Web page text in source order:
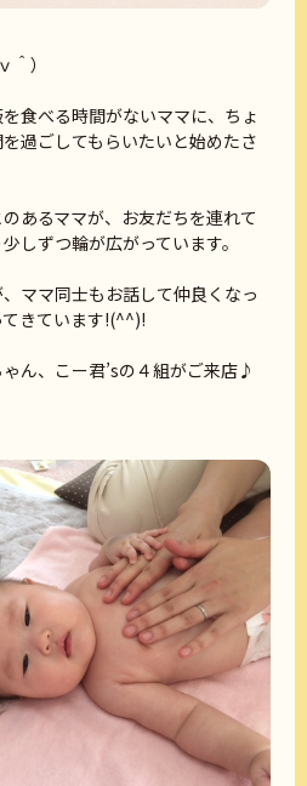
）
食べる時間がないママに、ちょ
過ごしてもらいたいと始めたさ
あるママが、お友だちを連れて
しずつ輪が広がっています。
ママ同士もお話して仲良くなっ
きています!(^^)!
ん、こー君’sの４組がご来店♪